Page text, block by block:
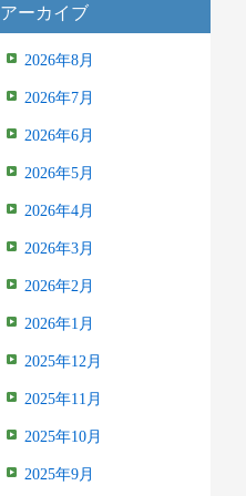
アーカイブ
2026年8月
2026年7月
2026年6月
2026年5月
2026年4月
2026年3月
2026年2月
2026年1月
2025年12月
2025年11月
2025年10月
2025年9月